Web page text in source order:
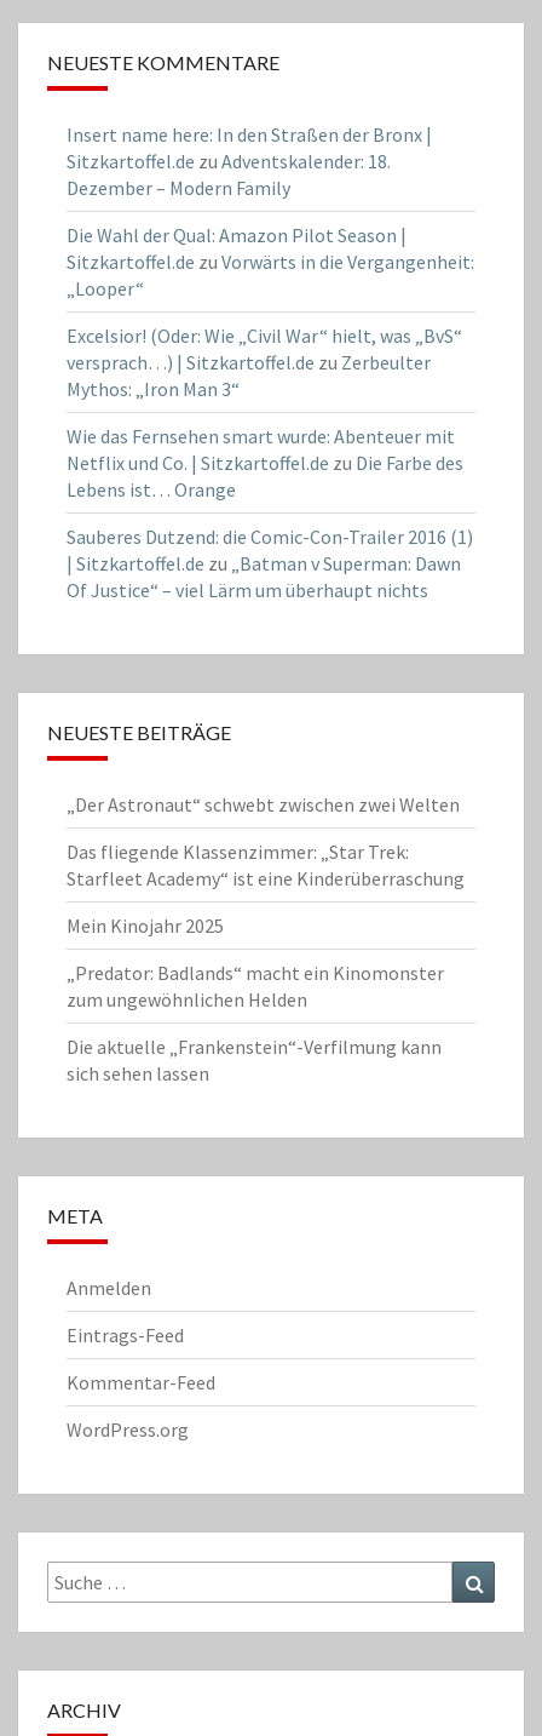
NEUESTE KOMMENTARE
Insert name here: In den Straßen der Bronx |
Sitzkartoffel.de zu Adventskalender: 18.
Dezember – Modern Family
Die Wahl der Qual: Amazon Pilot Season |
Sitzkartoffel.de zu Vorwärts in die Vergangenheit:
„Looper“
Excelsior! (Oder: Wie „Civil War“ hielt, was „BvS“
versprach…) | Sitzkartoffel.de zu Zerbeulter
Mythos: „Iron Man 3“
Wie das Fernsehen smart wurde: Abenteuer mit
Netflix und Co. | Sitzkartoffel.de zu Die Farbe des
Lebens ist… Orange
Sauberes Dutzend: die Comic-Con-Trailer 2016 (1)
| Sitzkartoffel.de zu „Batman v Superman: Dawn
Of Justice“ – viel Lärm um überhaupt nichts
NEUESTE BEITRÄGE
„Der Astronaut“ schwebt zwischen zwei Welten
Das fliegende Klassenzimmer: „Star Trek:
Starfleet Academy“ ist eine Kinderüberraschung
Mein Kinojahr 2025
„Predator: Badlands“ macht ein Kinomonster
zum ungewöhnlichen Helden
Die aktuelle „Frankenstein“-Verfilmung kann
sich sehen lassen
META
Anmelden
Eintrags-Feed
Kommentar-Feed
WordPress.org
Suche
nach:
ARCHIV